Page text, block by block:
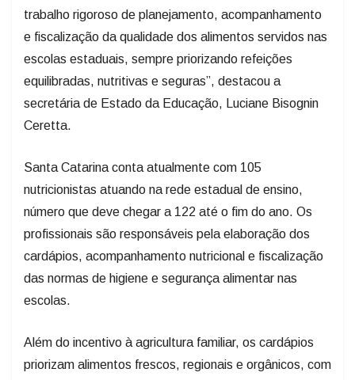
trabalho rigoroso de planejamento, acompanhamento
e fiscalização da qualidade dos alimentos servidos nas
escolas estaduais, sempre priorizando refeições
equilibradas, nutritivas e seguras”, destacou a
secretária de Estado da Educação, Luciane Bisognin
Ceretta.
Santa Catarina conta atualmente com 105
nutricionistas atuando na rede estadual de ensino,
número que deve chegar a 122 até o fim do ano. Os
profissionais são responsáveis pela elaboração dos
cardápios, acompanhamento nutricional e fiscalização
das normas de higiene e segurança alimentar nas
escolas.
Além do incentivo à agricultura familiar, os cardápios
priorizam alimentos frescos, regionais e orgânicos, com